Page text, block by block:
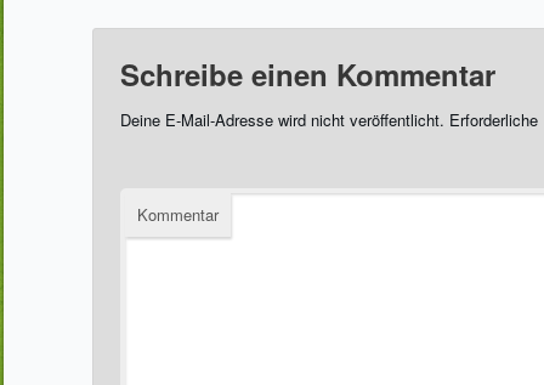
Schreibe einen Kommentar
Deine E-Mail-Adresse wird nicht veröffentlicht.
Kommentar